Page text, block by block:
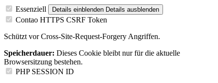
Essenziell Details einblenden Details ausblenden
Contao HTTPS CSRF Token
Schützt vor Cross-Site-Request-Forgery Angriffen.
Speicherdauer: Dieses Cookie bleibt nur für die aktuelle
Browsersitzung bestehen.
PHP SESSION ID